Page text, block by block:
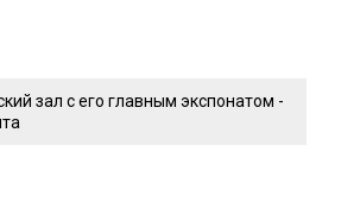
зал с его главным экспонатом -